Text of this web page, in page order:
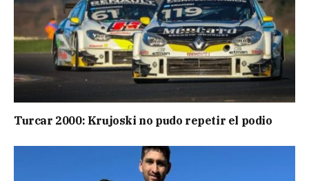
Turcar 2000: Krujoski no pudo repetir el podio